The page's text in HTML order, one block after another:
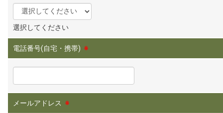
選択してください
電話番号(自宅・携帯) ※
メールアドレス ※